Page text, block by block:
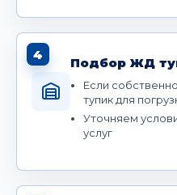
4
Подбор ЖД
Если
тупик для
Уточняем
услуг